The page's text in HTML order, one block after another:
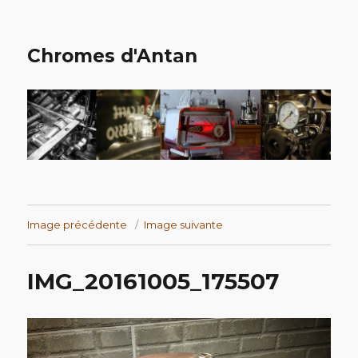
Chromes d'Antan
Image précédente Image suivante
IMG_20161005_175507